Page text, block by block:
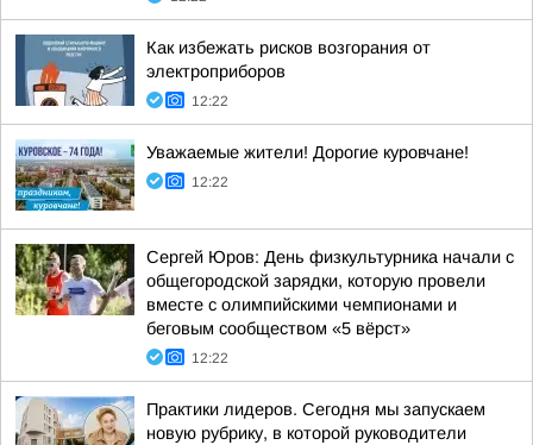
Как избежать рисков возгорания от
электроприборов
12:22
Уважаемые жители! Дорогие куровчане!
12:22
Сергей Юров: День физкультурника начали с
общегородской зарядки, которую провели
вместе с олимпийскими чемпионами и
беговым сообществом «5 вёрст»
12:22
Практики лидеров. Сегодня мы запускаем
новую рубрику, в которой руководители